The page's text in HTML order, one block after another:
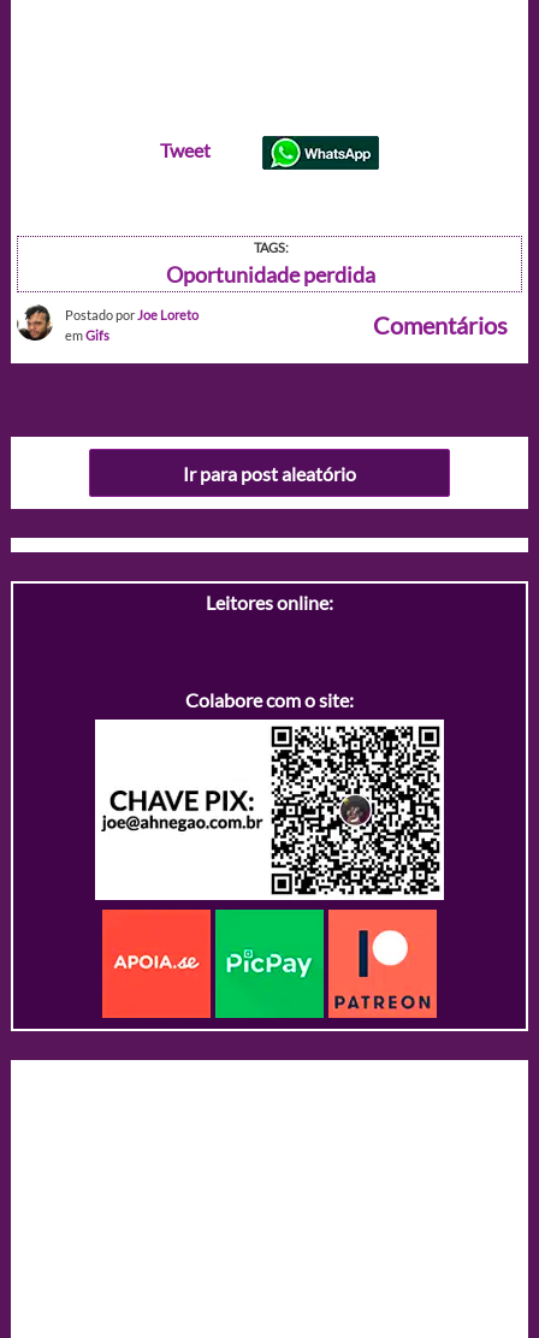
Tweet
TAGS:
Oportunidade perdida
Postado por Joe Loreto
emGifs Comentários
Ir para post aleatório
Leitores online:
Colabore com o site: